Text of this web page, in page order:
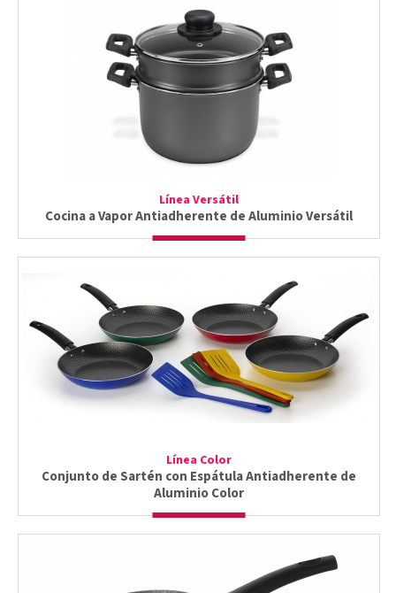
Línea Versátil
Cocina a Vapor Antiadherente de Aluminio Versátil
Línea Color
Conjunto de Sartén con Espátula Antiadherente de
Aluminio Color